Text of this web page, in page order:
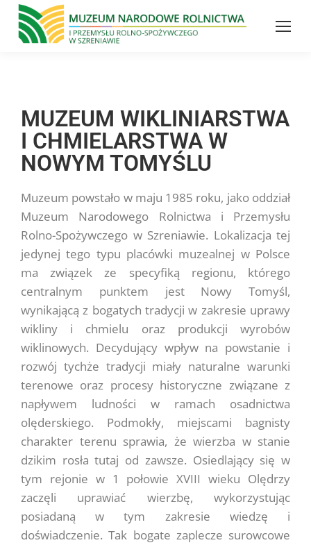
Skip
Content
Skip
navigation
Site
map
MUZEUM WIKLINIARSTWA
I CHMIELARSTWA W
NOWYM TOMYŚLU
Muzeum powstało w maju 1985 roku, jako oddział
Muzeum Narodowego Rolnictwa i Przemysłu
Rolno-Spożywczego w Szreniawie. Lokalizacja tej
jedynej tego typu placówki muzealnej w Polsce
ma związek ze specyfiką regionu, którego
centralnym punktem jest Nowy Tomyśl,
wynikającą z bogatych tradycji w zakresie uprawy
wikliny i chmielu oraz produkcji wyrobów
wiklinowych. Decydujący wpływ na powstanie i
rozwój tychże tradycji miały naturalne warunki
terenowe oraz procesy historyczne związane z
napływem ludności w ramach osadnictwa
olęderskiego. Podmokły, miejscami bagnisty
charakter terenu sprawia, że wierzba w stanie
dzikim rosła tutaj od zawsze. Osiedlający się w
tym rejonie w 1 połowie XVIII wieku Olędrzy
zaczęli uprawiać wierzbę, wykorzystując
posiadaną w tym zakresie wiedzę i
doświadczenie. Tak bogate zaplecze surowcowe